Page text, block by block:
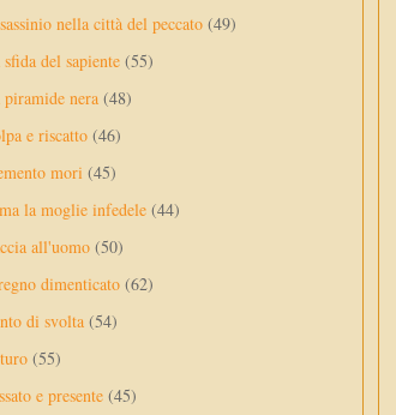
nella città del peccato (49)
del sapiente (55)
nera (48)
e riscatto (46)
mori (45)
la moglie infedele (44)
all'uomo (50)
dimenticato (62)
di svolta (54)
(55)
e presente (45)